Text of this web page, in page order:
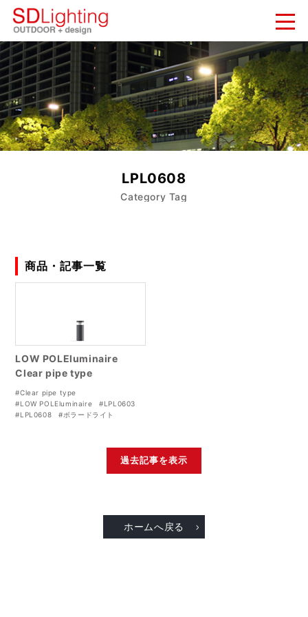
新着情報
NEWS
納入実績
WORKS
会社概要
COMPANY
LPL0608
Category Tag
商品・記事一覧
LOW POLEluminaire
Clear pipe type
#Clear pipe type
#LOW POLEluminaire
#LPL0603
#LPL0608
#ボラードライト
過去記事を表示
ホームへ戻る